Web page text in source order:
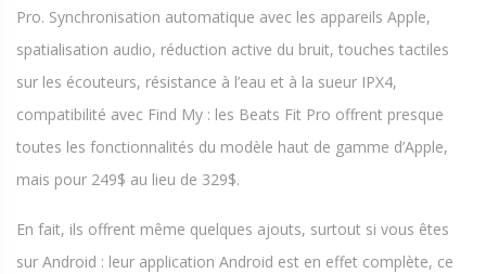
Pro. Synchronisation automatique avec les appareils Apple,
spatialisation audio, réduction active du bruit, touches tactiles
sur les écouteurs, résistance à l’eau et à la sueur IPX4,
compatibilité avec Find My : les Beats Fit Pro offrent presque
toutes les fonctionnalités du modèle haut de gamme d’Apple,
mais pour 249$ au lieu de 329$.
En fait, ils offrent même quelques ajouts, surtout si vous êtes
sur Android : leur application Android est en effet complète, ce